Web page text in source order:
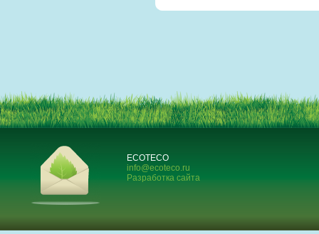
ECOTECO
info@ecoteco.ru
Разработка сайта